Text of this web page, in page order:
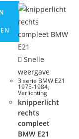
Snelle
weergave
3 serie BMW E21
1975-1984,
Verlichting
knipperlicht
rechts
compleet
BMW E21